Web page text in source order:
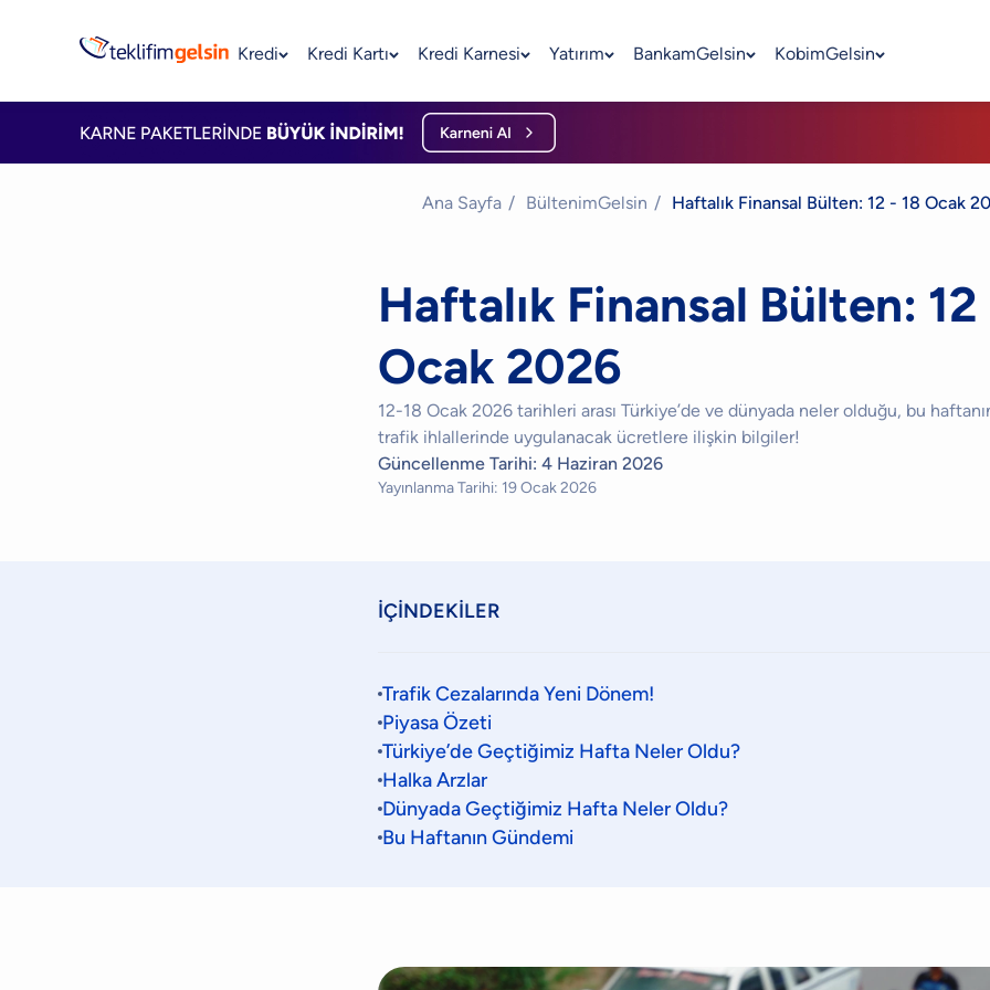
Kredi Kredi Kartı Kredi Karnesi Yatırım BankamGelsin KobimGelsin
Ana Sayfa / BültenimGelsin / Haftalık Finansal Bülten: 12 - 18 Ocak
Haftalık Finansal Bülten: 12
Ocak 2026
12-18 Ocak 2026 tarihleri arası Türkiye’de ve dünyada neler olduğu, bu
trafik ihlallerinde uygulanacak ücretlere ilişkin bilgiler!
Güncellenme Tarihi: 4 Haziran 2026
Yayınlanma Tarihi: 19 Ocak 2026
İÇİNDEKİLER
Trafik Cezalarında Yeni Dönem!
Piyasa Özeti
Türkiye’de Geçtiğimiz Hafta Neler Oldu?
Halka Arzlar
Dünyada Geçtiğimiz Hafta Neler Oldu?
Bu Haftanın Gündemi